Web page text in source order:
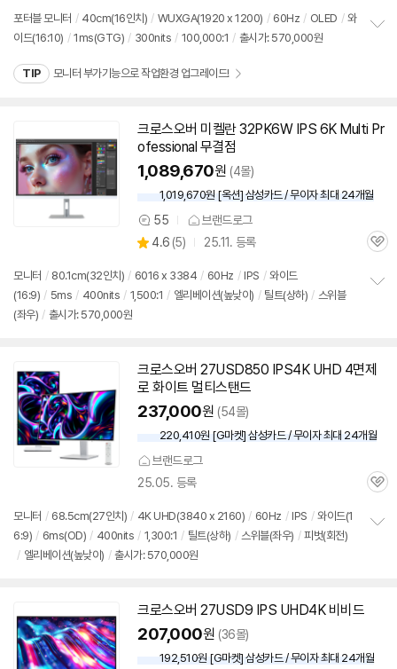
포터블모니터 / 40cm(16인치) / WUXGA(1920 x 1200) / 60Hz / OLED / 와
이드(16:10) / 1ms(GTG) / 300nits / 100,000:1 / 출시가: 570,000원
TIP 모니터 부가기능으로 작업환경 업그레이드!
크로스오버 미켈란 32PK6W IPS 6K Multi Pr
ofessional 무결점
1,089,670원 (4몰)
1,019,670원 [옥션] 삼성카드 / 무이자 최대 24개월
상
품
견
55 브랜드로그
별
점
4.6 (상
리
뷰
5) 25.11. 등록
관
영
모니터 / 80.1cm(32인치) / 6016 x 3384 / 60Hz / IPS / 와이드
(16:9) / 5ms / 400nits / 1,500:1 / 엘리베이션(높낮이) / 틸트(상하) / 스위블
(좌우) / 출시가: 570,000원
크로스오버 27USD850 IPS4K UHD 4면제
로 화이트 멀티스탠드
237,000원 (54몰)
220,410원 [G마켓] 삼성카드 / 무이자 최대 24개월
브랜드로그
25.05. 등록
관
모니터 / 68.5cm(27인치) / 4K UHD(3840 x 2160) / 60Hz / IPS / 와이드(1
6:9) / 6ms(OD) / 400nits / 1,300:1 / 틸트(상하) / 스위블(좌우) / 피벗(회전)
/ 엘리베이션(높낮이) / 출시가: 570,000원
크로스오버 27USD9 IPS UHD4K 비비드
207,000원 (36몰)
192,510원 [G마켓] 삼성카드 / 무이자 최대 24개월